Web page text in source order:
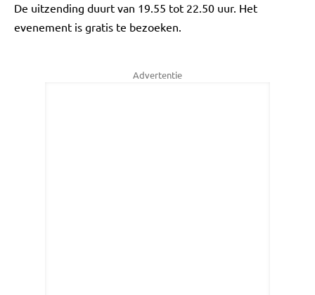
De uitzending duurt van 19.55 tot 22.50 uur. Het
evenement is gratis te bezoeken.
Advertentie